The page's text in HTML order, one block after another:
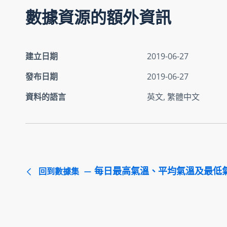
數據資源的額外資訊
建立日期
2019-06-27
發布日期
2019-06-27
資料的語言
英文, 繁體中文
回到數據集 每日最高氣溫、平均氣溫及最低